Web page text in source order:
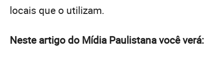
locais que o utilizam.
Neste artigo do Mídia Paulistana você verá: